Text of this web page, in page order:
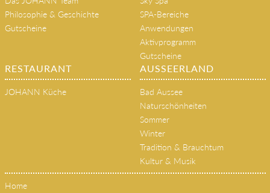
Philosophie & Geschichte
Gutscheine
SPA-Bereiche
Anwendungen
Aktivprogramm
Gutscheine
RESTAURANT
JOHANN Küche
AUSSEERLAND
Bad Aussee
Naturschönheiten
Sommer
Winter
Tradition & Brauchtum
Kultur & Musik
Home